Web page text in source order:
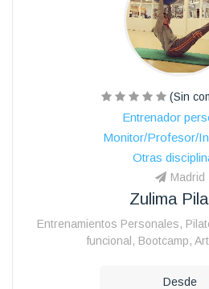
(Sin
Entrenador
Monitor/Profesor/
Otras
Madrid
Zulima
Entrenamientos Personales,
funcional, Bootcamp,
Desde